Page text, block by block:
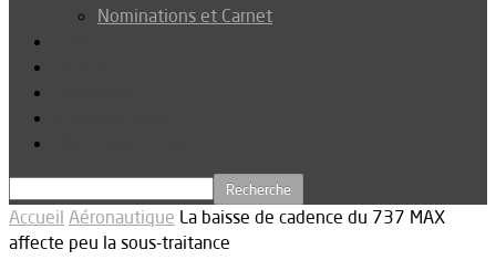
Nominations et Carnet
Accueil Aéronautique La baisse de cadence du 737 MAX
affecte peu la sous-traitance